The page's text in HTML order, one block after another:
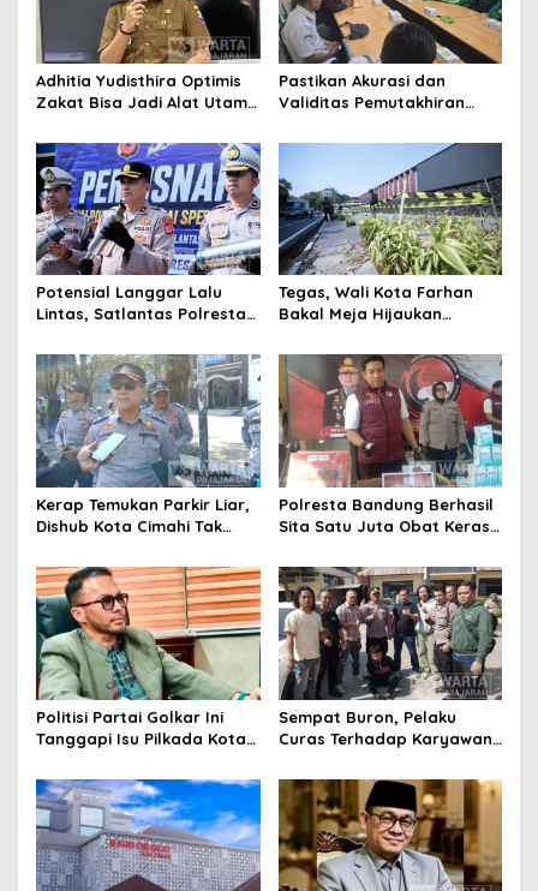
Adhitia Yudisthira Optimis
Zakat Bisa Jadi Alat Utama
Kota Cimahi
Pastikan Akurasi dan
Validitas Pemutakhiran
Cimahi Lakukan
Potensial Langgar Lalu
Lintas, Satlantas Polresta
Motor Berknalpot Brong
Tegas, Wali Kota Farhan
Bakal Meja Hijaukan
Riau
Kerap Temukan Parkir Liar,
Dishub Kota Cimahi Tak
Pembinaan
Polresta Bandung Berhasil
Sita Satu Juta Obat Keras
Kasus Narkoba
Politisi Partai Golkar Ini
Tanggapi Isu Pilkada Kota
Sempat Buron, Pelaku
Curas Terhadap Karyawan
Ditangkap Polisi